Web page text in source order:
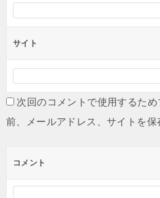
サイト
次回のコメントで使用するた
前、メールアドレス、サイトを保
コメント